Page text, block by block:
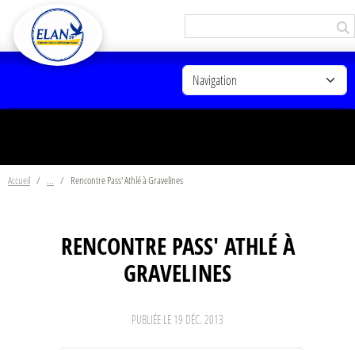
Accueil Rencontre Pass' Athlé à Gravelines
RENCONTRE PASS' ATHLÉ À
GRAVELINES
PUBLIÉE LE 19 DÉC. 2013
Panneau de gestion des cookies